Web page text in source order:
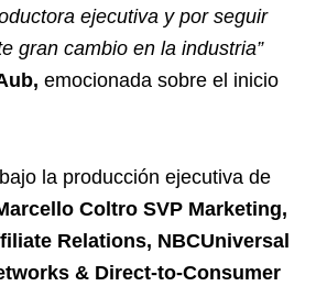
ejecutiva y por seguir
gran cambio en la industria”
emocionada sobre el inicio
bajo la producción ejecutiva de
Coltro SVP Marketing,
Relations, NBCUniversal
& Direct-to-Consumer